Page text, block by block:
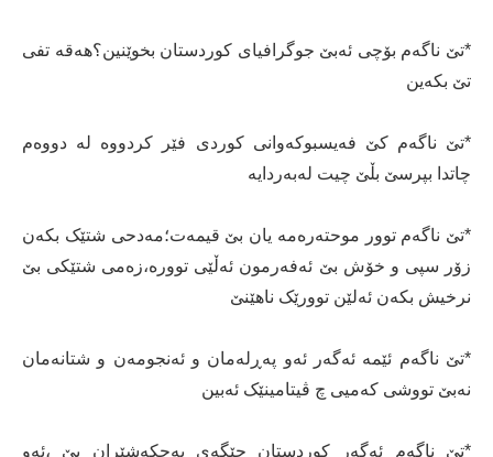
*تێ ناگەم بۆچی ئەبێ جوگرافیای کوردستان بخوێنین؟ھەقە تفی
تێ بکەین
*تێ ناگەم کێ فەیسبوکەوانی کوردی فێر کردووە لە دووەم
چاتدا بپرسێ بڵێ چیت لەبەردایە
*تێ ناگەم توور موحتەرەمە یان بێ قیمەت؛مەدحی شتێک بکەن
زۆر سپی و خۆش بێ ئەفەرمون ئەڵێی توورە،زەمی شتێکی بێ
نرخیش بکەن ئەلێن توورێک ناھێنێ
*تێ ناگەم ئێمە ئەگەر ئەو پەڕلەمان و ئەنجومەن و شتانەمان
نەبێ تووشی کەمیی چ ڤیتامینێک ئەبین
*تێ ناگەم ئەگەر کوردستان جێگەی بەچکەشێران بێ ،ئەو